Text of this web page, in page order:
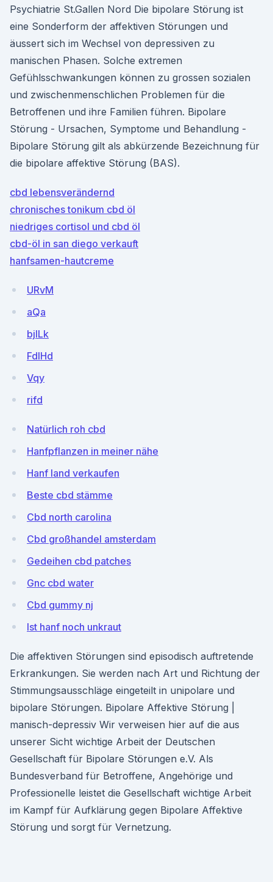
Psychiatrie St.Gallen Nord Die bipolare Störung ist
eine Sonderform der affektiven Störungen und
äussert sich im Wechsel von depressiven zu
manischen Phasen. Solche extremen
Gefühlsschwankungen können zu grossen sozialen
und zwischenmenschlichen Problemen für die
Betroffenen und ihre Familien führen. Bipolare
Störung - Ursachen, Symptome und Behandlung -
Bipolare Störung gilt als abkürzende Bezeichnung für
die bipolare affektive Störung (BAS).
cbd lebensverändernd
chronisches tonikum cbd öl
niedriges cortisol und cbd öl
cbd-öl in san diego verkauft
hanfsamen-hautcreme
URvM
aQa
bjILk
FdlHd
Vqy
rifd
Natürlich roh cbd
Hanfpflanzen in meiner nähe
Hanf land verkaufen
Beste cbd stämme
Cbd north carolina
Cbd großhandel amsterdam
Gedeihen cbd patches
Gnc cbd water
Cbd gummy nj
Ist hanf noch unkraut
Die affektiven Störungen sind episodisch auftretende
Erkrankungen. Sie werden nach Art und Richtung der
Stimmungsausschläge eingeteilt in unipolare und
bipolare Störungen. Bipolare Affektive Störung |
manisch-depressiv Wir verweisen hier auf die aus
unserer Sicht wichtige Arbeit der Deutschen
Gesellschaft für Bipolare Störungen e.V. Als
Bundesverband für Betroffene, Angehörige und
Professionelle leistet die Gesellschaft wichtige Arbeit
im Kampf für Aufklärung gegen Bipolare Affektive
Störung und sorgt für Vernetzung.